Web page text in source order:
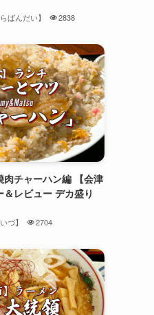
ばんだい】 2838
肉チャーハン編 【会津
レビュー デカ盛り
づ】 2704